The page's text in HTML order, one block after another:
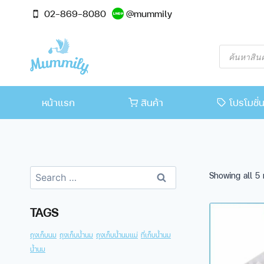
02-869-8080 @mummily
หน้าแรก สินค้า โปรโมชั่น
Showing all 5
TAGS
ถุงเก็บนม ถุงเก็บน้ำนม ถุงเก็บน้ำนมแม่ ที่เก็บน้ำนม
น้ำนม